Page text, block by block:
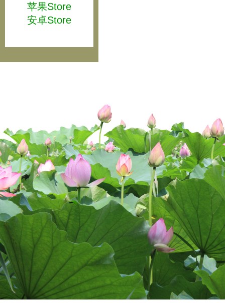
苹果Store
安卓Store